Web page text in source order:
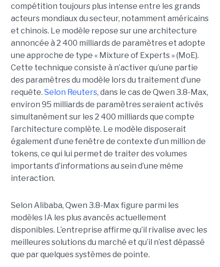
compétition toujours plus intense entre les grands
acteurs mondiaux du secteur, notamment américains
et chinois. Le modèle repose sur une architecture
annoncée à 2 400 milliards de paramètres et adopte
une approche de type « Mixture of Experts » (MoE).
Cette technique consiste à n’activer qu’une partie
des paramètres du modèle lors du traitement d’une
requête. Selon Reuters, dans le cas de Qwen 3.8-Max,
environ 95 milliards de paramètres seraient activés
simultanément sur les 2 400 milliards que compte
l’architecture complète. Le modèle disposerait
également d’une fenêtre de contexte d’un million de
tokens, ce qui lui permet de traiter des volumes
importants d’informations au sein d’une même
interaction.
Selon Alibaba, Qwen 3.8-Max figure parmi les
modèles IA les plus avancés actuellement
disponibles. L’entreprise affirme qu’il rivalise avec les
meilleures solutions du marché et qu’il n’est dépassé
que par quelques systèmes de pointe.